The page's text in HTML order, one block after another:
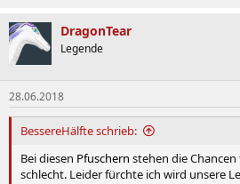
DragonTear
Legende
28.06.2018
BessereHälfte schrieb:
Bei diesen Pfuschern stehen die
schlecht. Leider fürchte ich wird unsere